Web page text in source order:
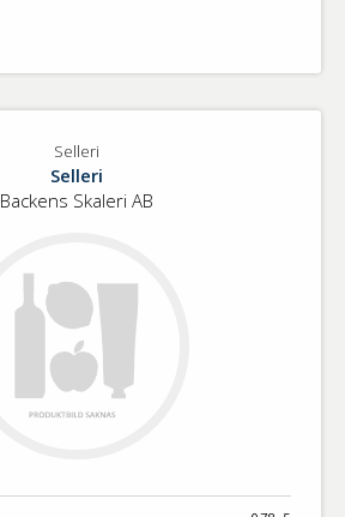
Selleri
Selleri
Backens Skaleri AB